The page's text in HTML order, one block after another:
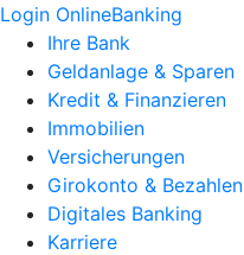
Login OnlineBanking
Ihre Bank
Geldanlage & Sparen
Kredit & Finanzieren
Immobilien
Versicherungen
Girokonto & Bezahlen
Digitales Banking
Karriere